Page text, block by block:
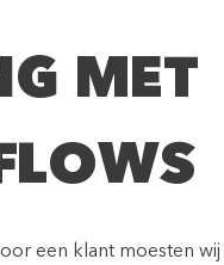
MET
een klant moesten wij